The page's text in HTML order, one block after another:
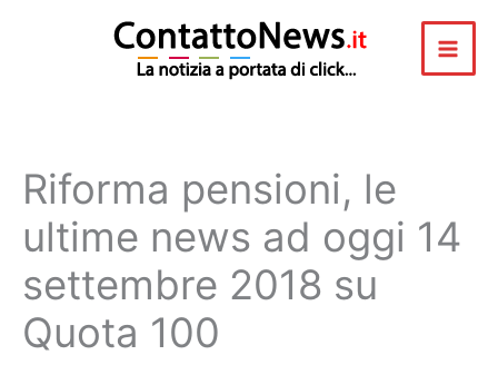
Riforma pensioni, le
ultime news ad oggi 14
settembre 2018 su
Quota 100